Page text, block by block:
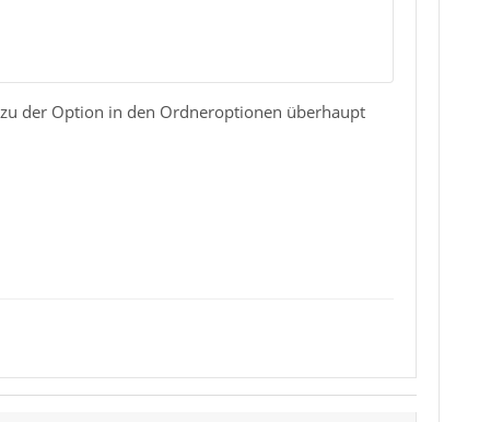
der Option in den Ordneroptionen überhaupt